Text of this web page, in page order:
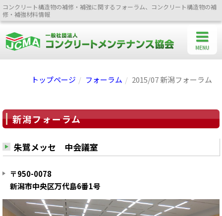
コンクリート構造物の補修・補強に関するフォーラム、コンクリート構造物の補
修・補強材料情報
トップページ フォーラム 2015/07 新潟フォーラム
新潟フォーラム
朱鷺メッセ 中会議室
〒950-0078
新潟市中央区万代島6番1号
MENU